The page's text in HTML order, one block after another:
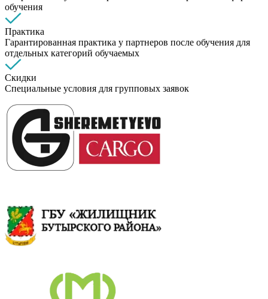
обучения
Практика
Гарантированная практика у партнеров после обучения для
отдельных категорий обучаемых
Скидки
Специальные условия для групповых заявок